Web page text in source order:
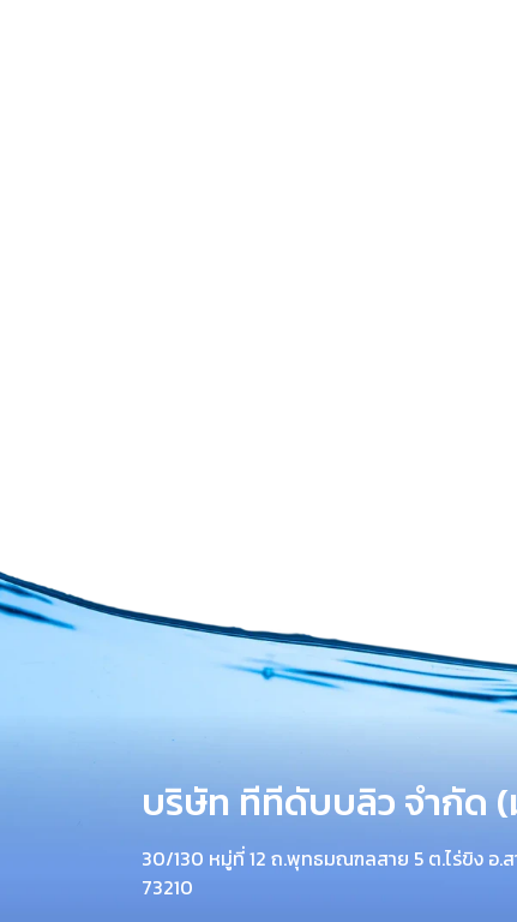
บริษัท ทีทีดับบลิว จำกัด
30/130 หมู่ที่ 12 ถ.พุทธมณฑลสาย 5 ต.ไร่ขิง อ.
73210